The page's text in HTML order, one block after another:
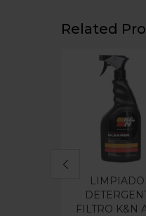
Related
FILTRO K&N